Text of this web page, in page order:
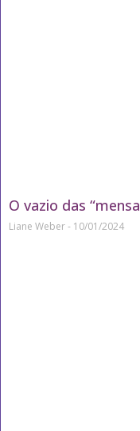
O vazio das
Liane Weber 10/01/2024